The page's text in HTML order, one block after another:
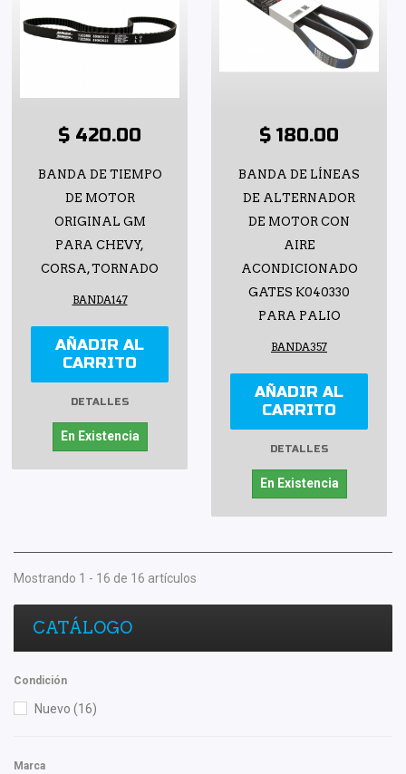
$ 420.00
BANDA DE TIEMPO
DE MOTOR
ORIGINAL GM
PARA CHEVY,
CORSA, TORNADO
BANDA147
AÑADIR AL
CARRITO
DETALLES
En Existencia
$ 180.00
BANDA DE LÍNEAS
DE ALTERNADOR
DE MOTOR CON
AIRE
ACONDICIONADO
GATES K040330
PARA PALIO
BANDA357
AÑADIR AL
CARRITO
DETALLES
En Existencia
Mostrando 1 - 16 de 16 artículos
CATÁLOGO
Condición
Nuevo (16)
Marca